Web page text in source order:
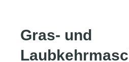
Gras- und